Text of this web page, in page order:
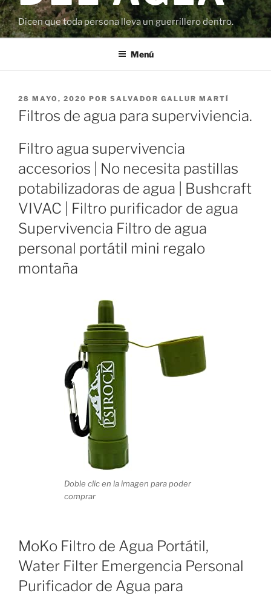
Dicen que toda persona lleva un guerrillero dentro.
Menú
PUBLICADO
EL
28 MAYO, 2020 POR SALVADOR GALLUR MARTÍ
Filtros de agua para superviviencia.
Filtro agua supervivencia
accesorios | No necesita pastillas
potabilizadoras de agua | Bushcraft
VIVAC | Filtro purificador de agua
Supervivencia Filtro de agua
personal portátil mini regalo
montaña
Doble clic en la imagen para poder
comprar
MoKo Filtro de Agua Portátil,
Water Filter Emergencia Personal
Purificador de Agua para